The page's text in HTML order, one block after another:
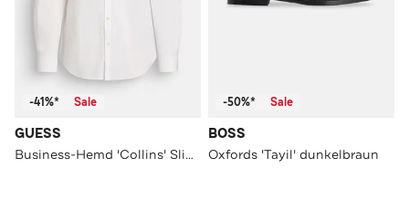
-41%* Sale
GUESS
Business-Hemd 'Collins' Slim Fit
-50%* Sale
BOSS
Oxfords 'Tayil' dunkelbraun